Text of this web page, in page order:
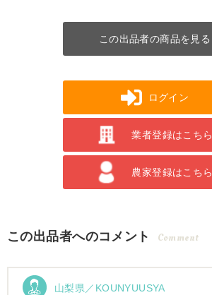
この出品者の商品を見る
ログイン
業者登録はこちら
農家登録はこちら
この出品者へのコメント Comment
山梨県／KOUNYUUSYA